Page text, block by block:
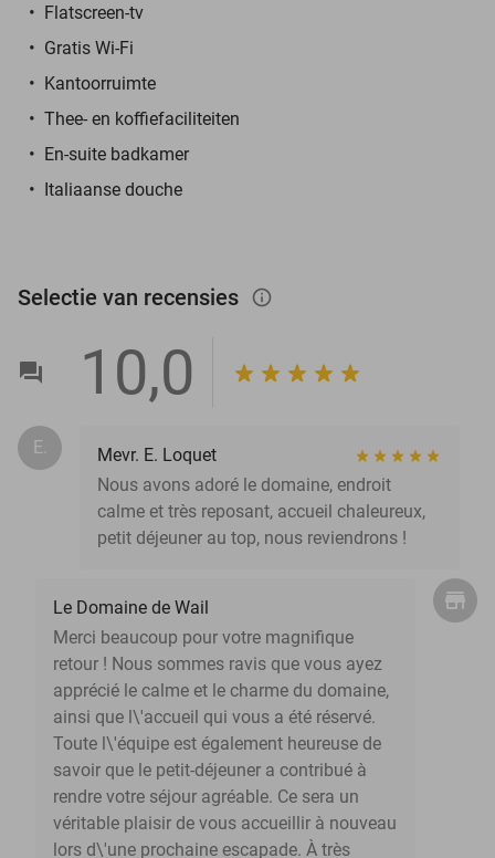
Flatscreen-tv
Gratis Wi-Fi
Kantoorruimte
Thee- en koffiefaciliteiten
En-suite badkamer
Italiaanse douche
Selectie van recensies info_outlined
10,0
E.
Mevr. E. Loquet
Nous avons adoré le domaine, endroit
calme et très reposant, accueil chaleureux,
petit déjeuner au top, nous reviendrons !
Le Domaine de Wail
Merci beaucoup pour votre magnifique
retour ! Nous sommes ravis que vous ayez
apprécié le calme et le charme du domaine,
ainsi que l\'accueil qui vous a été réservé.
Toute l\'équipe est également heureuse de
savoir que le petit-déjeuner a contribué à
rendre votre séjour agréable. Ce sera un
véritable plaisir de vous accueillir à nouveau
lors d\'une prochaine escapade. À très